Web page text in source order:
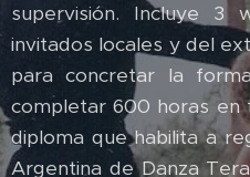
supervisión. Incluye 3
invitados locales y del
para concretar la
completar 600 horas
diploma que habilita a
Argentina de Danza